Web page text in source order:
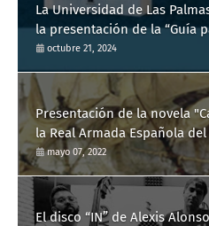
La Universidad de Las
la presentación de la “Guía
del Dr. Manuel de la Peña
octubre 21, 2024
Presentación de la novela
la Real Armada Española del
mayo 07, 2022
El disco “IN” de Alexis Alonso Quartet se